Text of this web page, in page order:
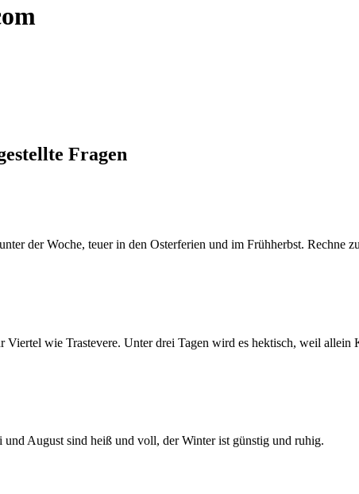
Fragen
der Woche, teuer in den Osterferien und im Frühherbst. Rechne
wie Trastevere. Unter drei Tagen wird es hektisch, weil allein
August sind heiß und voll, der Winter ist günstig und ruhig.